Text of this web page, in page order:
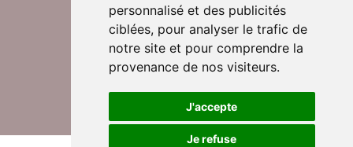
personnalisé et des publicités
ciblées, pour analyser le trafic de
notre site et pour comprendre la
provenance de nos visiteurs.
J'accepte
Je refuse
Rejoignez nos équipes
Nous contacter